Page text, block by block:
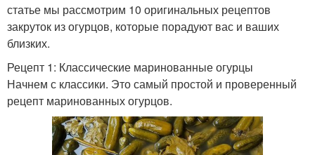
статье мы рассмотрим 10 оригинальных рецептов
закруток из огурцов, которые порадуют вас и ваших
близких.
Рецепт 1: Классические маринованные огурцы
Начнем с классики. Это самый простой и проверенный
рецепт маринованных огурцов.